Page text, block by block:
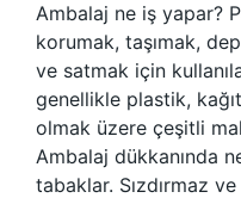
Ambalaj ne iş yapar?
korumak, taşımak,
ve satmak için
genellikle plastik,
olmak üzere çeşitli
Ambalaj dükkanında
tabaklar. Sızdırmaz